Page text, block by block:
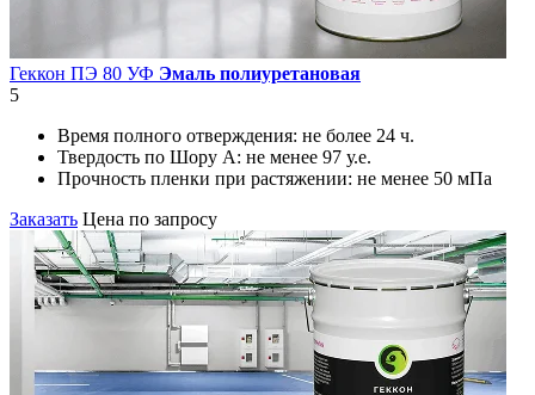
Геккон ПЭ 80 УФ Эмаль полиуретановая
5
Время полного отверждения: не более 24 ч.
Твердость по Шору А: не менее 97 у.е.
Прочность пленки при растяжении: не менее 50 мПа
Заказать Цена по запросу